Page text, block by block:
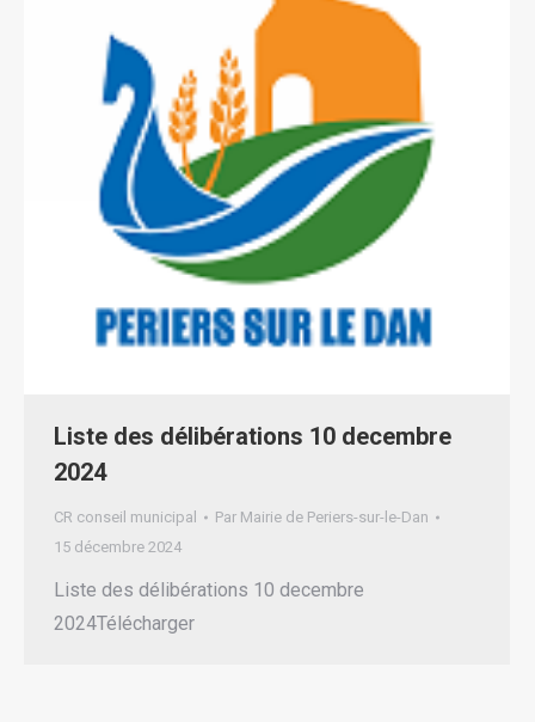
Liste des délibérations 10 decembre
2024
CR conseil municipal Par Mairie de Periers-sur-le-Dan
15 décembre 2024
Liste des délibérations 10 decembre
2024Télécharger